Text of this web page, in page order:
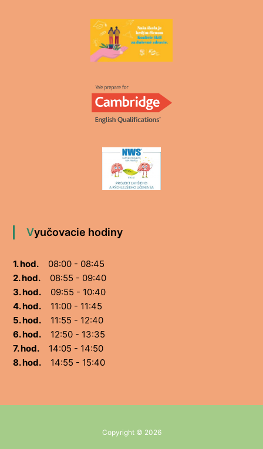
Vyučovacie hodiny
1. hod.08:00 - 08:45
2. hod.08:55 - 09:40
3. hod.09:55 - 10:40
4. hod.11:00 - 11:45
5. hod.11:55 - 12:40
6. hod.12:50 - 13:35
7. hod.14:05 - 14:50
8. hod.14:55 - 15:40
Copyright © 2026